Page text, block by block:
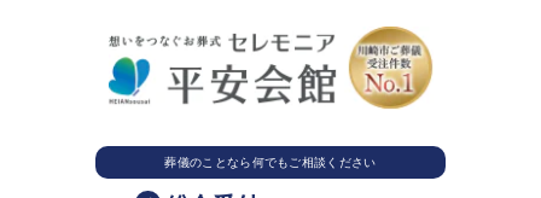
葬儀のことなら何でもご相談ください